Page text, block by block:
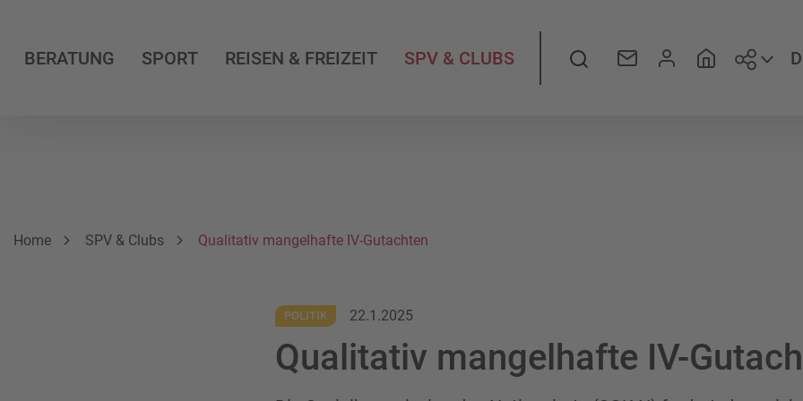
BERATUNG SPORT REISEN & FREIZEIT SPV & CLUBS Suche
Breadcrumbnavigation
Sie befinden sich hier:
Home SPV & Clubs Qualitativ mangelhafte IV-Gutachten
POLITIK 22.1.2025
Qualitativ mangelhafte IV-